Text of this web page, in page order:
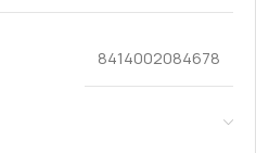
8414002084678